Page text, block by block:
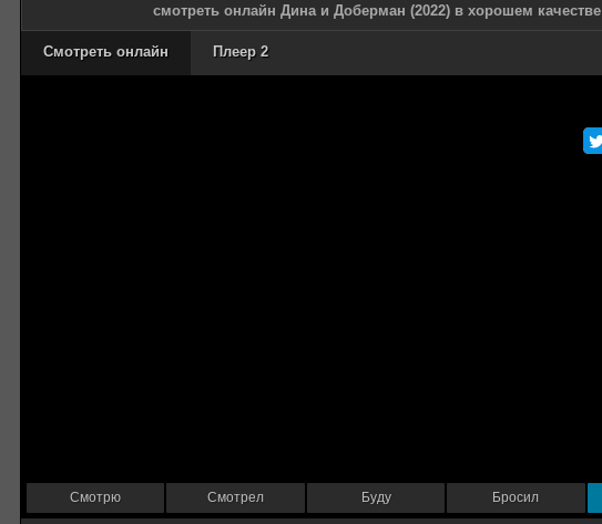
смотреть онлайн Дина и Доберман (2022) в хорошем качестве
Смотреть онлайн Плеер 2
Смотрю Смотрел Буду Бросил